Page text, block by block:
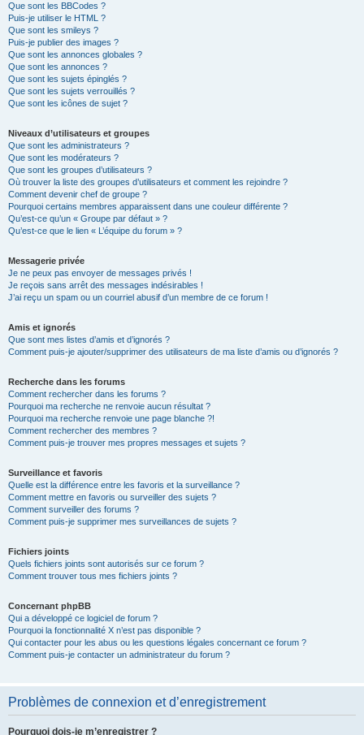
Que sont les BBCodes ?
Puis-je utiliser le HTML ?
Que sont les smileys ?
Puis-je publier des images ?
Que sont les annonces globales ?
Que sont les annonces ?
Que sont les sujets épinglés ?
Que sont les sujets verrouillés ?
Que sont les icônes de sujet ?
Niveaux d’utilisateurs et groupes
Que sont les administrateurs ?
Que sont les modérateurs ?
Que sont les groupes d’utilisateurs ?
Où trouver la liste des groupes d’utilisateurs et comment les rejoindre ?
Comment devenir chef de groupe ?
Pourquoi certains membres apparaissent dans une couleur différente ?
Qu’est-ce qu’un « Groupe par défaut » ?
Qu’est-ce que le lien « L’équipe du forum » ?
Messagerie privée
Je ne peux pas envoyer de messages privés !
Je reçois sans arrêt des messages indésirables !
J’ai reçu un spam ou un courriel abusif d’un membre de ce forum !
Amis et ignorés
Que sont mes listes d’amis et d’ignorés ?
Comment puis-je ajouter/supprimer des utilisateurs de ma liste d’amis ou d’ignorés ?
Recherche dans les forums
Comment rechercher dans les forums ?
Pourquoi ma recherche ne renvoie aucun résultat ?
Pourquoi ma recherche renvoie une page blanche ?!
Comment rechercher des membres ?
Comment puis-je trouver mes propres messages et sujets ?
Surveillance et favoris
Quelle est la différence entre les favoris et la surveillance ?
Comment mettre en favoris ou surveiller des sujets ?
Comment surveiller des forums ?
Comment puis-je supprimer mes surveillances de sujets ?
Fichiers joints
Quels fichiers joints sont autorisés sur ce forum ?
Comment trouver tous mes fichiers joints ?
Concernant phpBB
Qui a développé ce logiciel de forum ?
Pourquoi la fonctionnalité X n’est pas disponible ?
Qui contacter pour les abus ou les questions légales concernant ce forum ?
Comment puis-je contacter un administrateur du forum ?
Problèmes de connexion et d’enregistrement
Pourquoi dois-je m’enregistrer ?